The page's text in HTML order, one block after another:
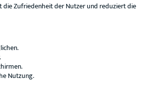
die Zufriedenheit der Nutzer und reduziert die
Nutzung.